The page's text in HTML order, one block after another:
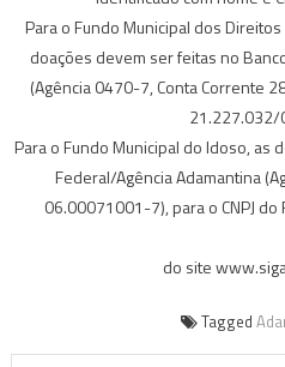
Para o Fundo Municipal dos
doações devem ser feitas no
(Agência 0470-7, Conta Corrente
Para o Fundo Municipal do Idoso, as
Federal/Agência Adamantina
06.00071001-7), para o CNPJ
do site
Tagged